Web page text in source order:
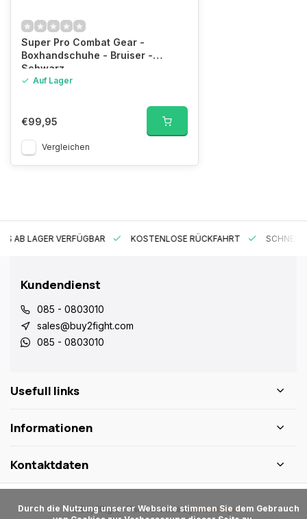
Super Pro Combat Gear -
Boxhandschuhe - Bruiser -
Schwarz
Auf Lager
€99,95
Vergleichen
AB LAGER VERFÜGBAR KOSTENLOSE RÜCKFAHRT
Kundendienst
085 - 0803010
sales@buy2fight.com
085 - 0803010
Usefull links
Informationen
Kontaktdaten
© Buy2Fight- Theme made byWebdinge